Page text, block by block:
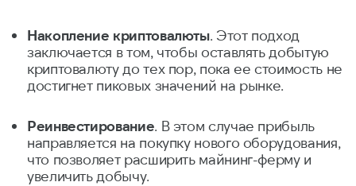
Накопление криптовалюты. Этот подход
заключается в том, чтобы оставлять добытую
криптовалюту до тех пор, пока ее стоимость не
достигнет пиковых значений на рынке.
Реинвестирование. В этом случае прибыль
направляется на покупку нового оборудования,
что позволяет расширить майнинг-ферму и
увеличить добычу.